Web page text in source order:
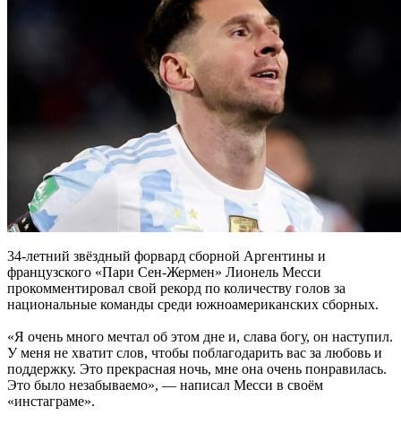
34-летний звёздный форвард сборной Аргентины и
французского «Пари Сен-Жермен» Лионель Месси
прокомментировал свой рекорд по количеству голов за
национальные команды среди южноамериканских сборных.
«Я очень много мечтал об этом дне и, слава богу, он наступил.
У меня не хватит слов, чтобы поблагодарить вас за любовь и
поддержку. Это прекрасная ночь, мне она очень понравилась.
Это было незабываемо», — написал Месси в своём
«инстаграме».